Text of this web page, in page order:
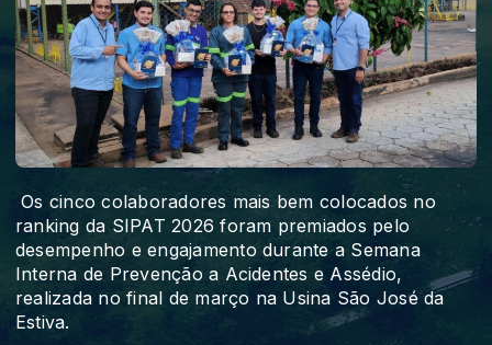
Os cinco colaboradores mais bem colocados no
ranking da SIPAT 2026 foram premiados pelo
desempenho e engajamento durante a Semana
Interna de Prevenção a Acidentes e Assédio,
realizada no final de março na Usina São José da
Estiva.